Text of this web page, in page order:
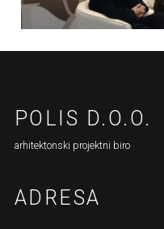
POLIS D.O.O.
arhitektonski projektni biro
ADRESA